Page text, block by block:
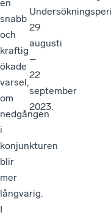
en
snabb
och
kraftig
ökade
varsel,
om
nedgången
i
konjunkturen
blir
mer
långvarig.
I
29
augusti
–
22
september
2023.